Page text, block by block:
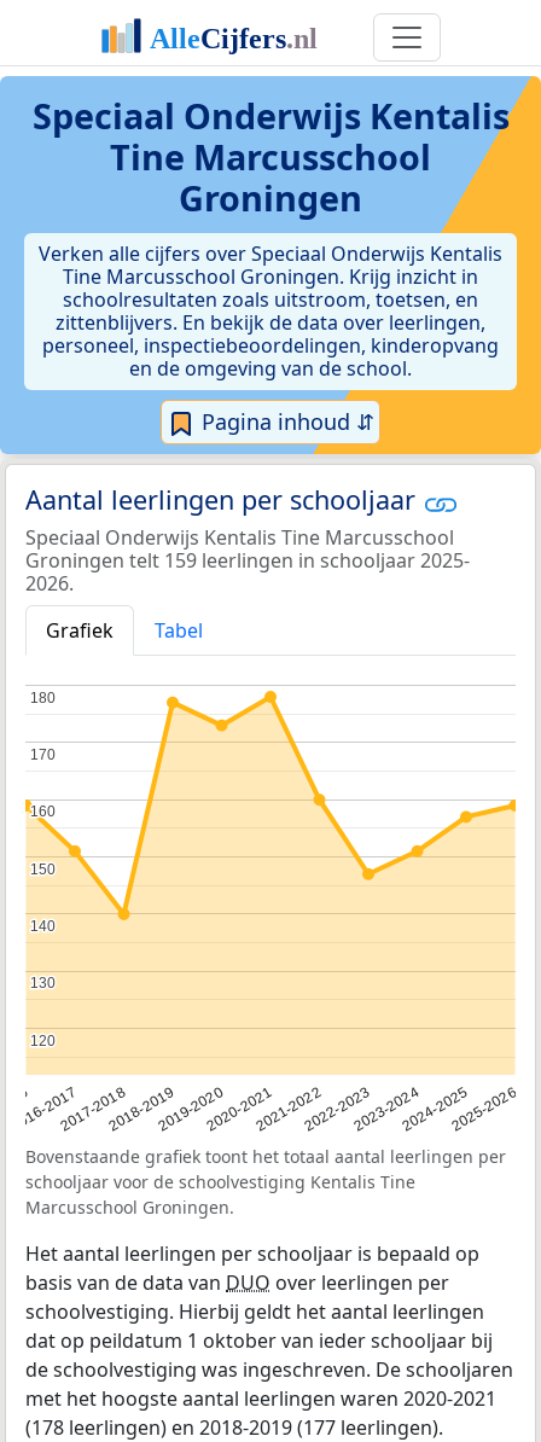
Speciaal Onderwijs Kentalis
Tine Marcusschool
Groningen
Verken alle cijfers over Speciaal Onderwijs Kentalis
Tine Marcusschool Groningen. Krijg inzicht in
schoolresultaten zoals uitstroom, toetsen, en
zittenblijvers. En bekijk de data over leerlingen,
personeel, inspectiebeoordelingen, kinderopvang
en de omgeving van de school.
Pagina inhoud ⇵
Aantal leerlingen per schooljaar
Speciaal Onderwijs Kentalis Tine Marcusschool
Groningen telt 159 leerlingen in schooljaar 2025-
2026.
Grafiek
Tabel
2016-20172017-20182018-20192019-20202020-20212021-20222022-20232023-20242024-20252025-2026
120
120
130
130
140
140
150
150
160
160
170
170
180
180
Bovenstaande grafiek toont het totaal aantal leerlingen per
schooljaar voor de schoolvestiging Kentalis Tine
Marcusschool Groningen.
Het aantal leerlingen per schooljaar is bepaald op
basis van de data van DUO over leerlingen per
schoolvestiging. Hierbij geldt het aantal leerlingen
dat op peildatum 1 oktober van ieder schooljaar bij
de schoolvestiging was ingeschreven. De schooljaren
met het hoogste aantal leerlingen waren 2020-2021
(178 leerlingen) en 2018-2019 (177 leerlingen).